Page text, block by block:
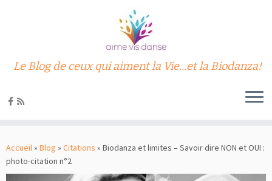
au
contenu
Le Blog de ceux qui aiment la Vie…et la Biodanza!
Accueil» Blog » Citations » Biodanza et limites – Savoir dire NON et OUI :
photo-citation n°2